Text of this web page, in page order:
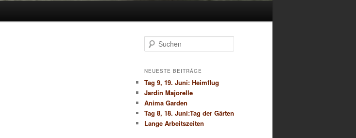
u
h
n
NEUESTE BEITRÄGE
Tag 9, 19. Juni: Heimflug
Jardin Majorelle
Anima Garden
Tag 8, 18. Juni:Tag der Gärten
Lange Arbeitszeiten